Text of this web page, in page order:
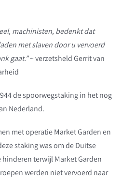
machinisten, bedenkt dat
met slaven door u vervoerd
gaat.”~ verzetsheld Gerrit van
de spoorwegstaking in het nog
Nederland.
met operatie Market Garden en
staking was om de Duitse
terwijl Market Garden
werden niet vervoerd naar